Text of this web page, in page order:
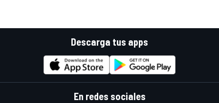
Descarga tus apps
En redes sociales